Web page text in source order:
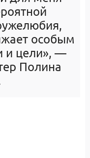
особым
и цели», —
Полина